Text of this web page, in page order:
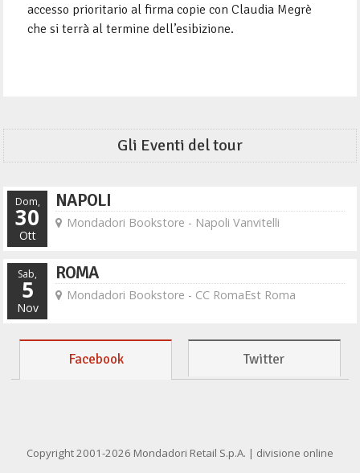
accesso prioritario al firma copie con Claudia Megrè
che si terrà al termine dell’esibizione.
Gli Eventi del tour
Dom,
30
Ott
NAPOLI
Mondadori Bookstore - Napoli Vanvitelli
Sab,
5
Nov
ROMA
Mondadori Bookstore - CC RomaEst Roma
Facebook Twitter
Copyright 2001-2026 Mondadori Retail S.p.A. | divisione online